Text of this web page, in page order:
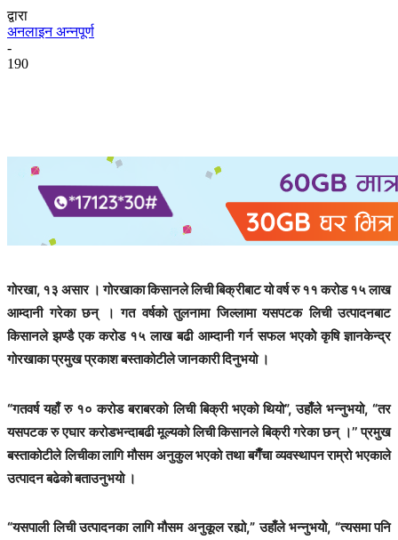
द्वारा
अनलाइन अन्नपूर्ण
-
190
गोरखा, १३ असार । गोरखाका किसानले लिची बिक्रीबाट यो वर्ष रु ११ करोड १५ लाख
आम्दानी गरेका छन् । गत वर्षको तुलनामा जिल्लामा यसपटक लिची उत्पादनबाट
किसानले झण्डै एक करोड १५ लाख बढी आम्दानी गर्न सफल भएकोे कृषि ज्ञानकेन्द्र
गोरखाका प्रमुख प्रकाश बस्ताकोटीले जानकारी दिनुभयो ।
“गतवर्ष यहाँ रु १० करोड बराबरको लिची बिक्री भएको थियो”, उहाँले भन्नुभयो, “तर
यसपटक रु एघार करोडभन्दाबढी मूल्यको लिची किसानले बिक्री गरेका छन् ।’’ प्रमुख
बस्ताकोटीले लिचीका लागि मौसम अनुकुल भएको तथा बगैँचा व्यवस्थापन राम्रो भएकाले
उत्पादन बढेको बताउनुभयो ।
“यसपाली लिची उत्पादनका लागि मौसम अनुकूल रह्यो,” उहाँले भन्नुभयोे, “त्यसमा पनि